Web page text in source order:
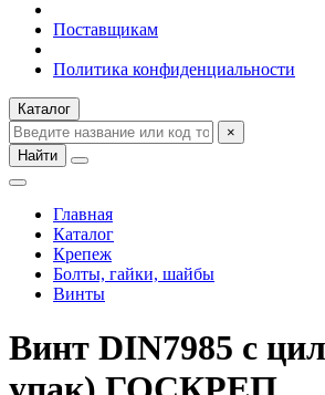
Поставщикам
Политика конфиденциальности
Каталог
×
Найти
Главная
Каталог
Крепеж
Болты, гайки, шайбы
Винты
Винт DIN7985 с